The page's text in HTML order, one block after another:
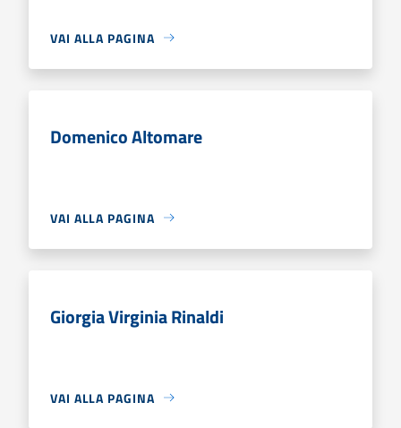
VAI ALLA PAGINA
Domenico Altomare
VAI ALLA PAGINA
Giorgia Virginia Rinaldi
VAI ALLA PAGINA